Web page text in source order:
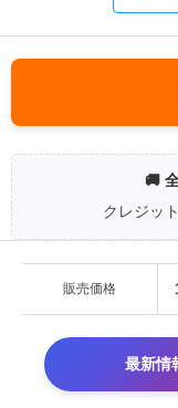
🚚
クレジッ
販売価格
最新情